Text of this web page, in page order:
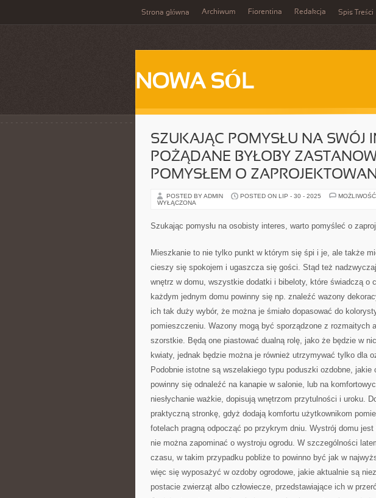
Strona główna Archiwum Fiorentina Redakcja Spis Treści
NOWA SÓL
SZUKAJĄC POMYSŁU NA SWÓJ
POŻĄDANE BYŁOBY
POMYSŁEM O
POSTED BY ADMIN POSTED ON LIP - 30 - 2025
WYŁĄCZONA
Szukając pomysłu na osobisty interes, warto pomyśleć o
Mieszkanie to nie tylko punkt w którym się śpi i je, ale także
cieszy się spokojem i ugaszcza się gości. Stąd też
wnętrz w domu, wszystkie dodatki i bibeloty, które świadczą o
każdym jednym domu powinny się np. znaleźć wazony
ich tak duży wybór, że można je śmiało dopasować do
pomieszczeniu. Wazony mogą być sporządzone z rozmaitych
szorstkie. Będą one piastować dualną rolę, jako że będzie w
kwiaty, jednak będzie można je również utrzymywać tylko dla
Podobnie istotne są wszelakiego typu poduszki ozdobne, jakie
powinny się odnaleźć na kanapie w salonie, lub na
niesłychanie ważkie, dopisują wnętrzom przytulności i uroku.
praktyczną stronkę, gdyż dodają komfortu użytkownikom
fotelach pragną odpocząć po przykrym dniu. Wystrój domu
nie można zapominać o wystroju ogrodu. W szczególności
czasu, w takim przypadku pobliże to powinno być jak w
więc się wyposażyć w ozdoby ogrodowe, jakie aktualnie są
postacie zwierząt albo człowiecze, przedstawiające ich w